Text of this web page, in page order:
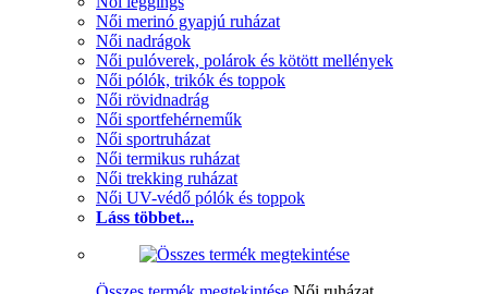
Női merinó gyapjú ruházat
Női nadrágok
Női pulóverek, polárok és kötött mellények
Női pólók, trikók és toppok
Női rövidnadrág
Női sportfehérneműk
Női sportruházat
Női termikus ruházat
Női trekking ruházat
Női UV-védő pólók és toppok
Láss többet...